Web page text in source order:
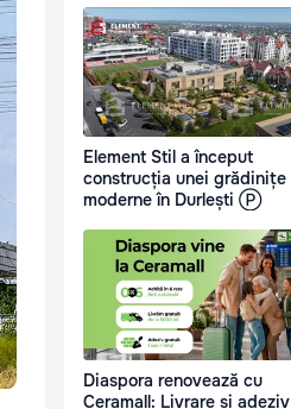
Element Stil a început
construcția unei grădinițe
moderne în Durlești Ⓟ
Diaspora renovează cu
Ceramall: Livrare și adeziv